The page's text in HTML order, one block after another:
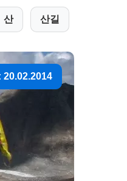
산 산길
20.02.2014